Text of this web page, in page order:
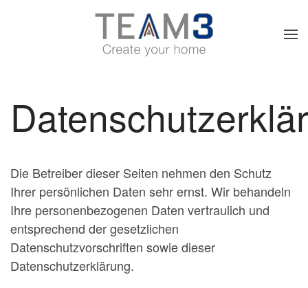
Skip to main content
Die Betreiber dieser Seiten nehmen den Schutz
Ihrer persönlichen Daten sehr ernst. Wir behandeln
Ihre personenbezogenen Daten vertraulich und
entsprechend der gesetzlichen
Datenschutzvorschriften sowie dieser
Datenschutzerklärung.